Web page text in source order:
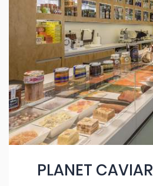
PLANET CAVIAR